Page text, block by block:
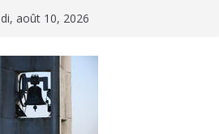
août 10, 2026